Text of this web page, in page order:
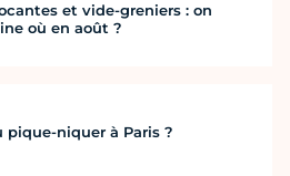
et vide-greniers : on
où en août ?
pique-niquer à Paris ?